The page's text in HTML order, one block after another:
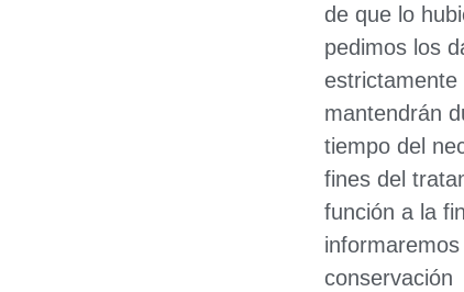
de que lo
pedimos los
estrictamente
mantendrán
tiempo del
fines del
función a la
conservación